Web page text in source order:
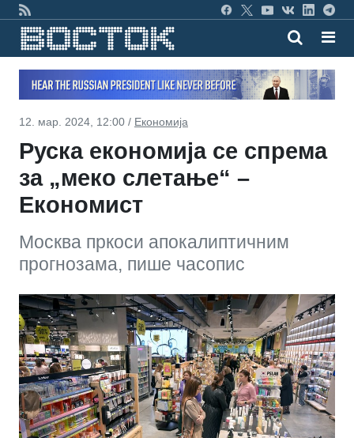
12. мар. 2024, 12:00 / Економија
Руска економија се спрема
за „меко слетање“ –
Економист
Москва пркоси апокалиптичним
прогнозама, пише часопис